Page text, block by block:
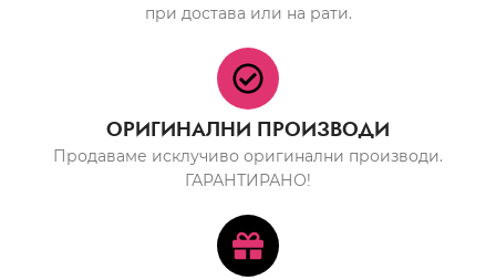
при достава или на рати.
ОРИГИНАЛНИ ПРОИЗВОДИ
Продаваме исклучиво оригинални производи.
ГАРАНТИРАНО!